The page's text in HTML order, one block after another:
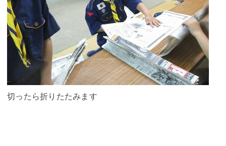
切ったら折りたたみます